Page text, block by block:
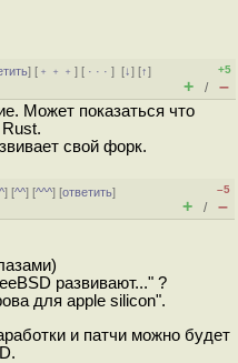
] [ ﹢﹢﹢] [ · · ·][↓] [↑]
+5
+ / –
Может показаться что
свой форк.
^] [^^] [^^^] [ответить]
–5
+ / –
развивают..." ?
для apple silicon".
и патчи можно будет